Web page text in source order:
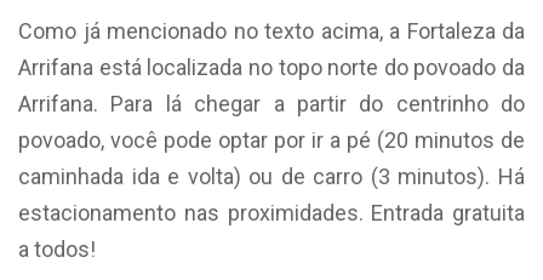
Como já mencionado no texto acima, a Fortaleza da
Arrifana está localizada no topo norte do povoado da
Arrifana. Para lá chegar a partir do centrinho do
povoado, você pode optar por ir a pé (20 minutos de
caminhada ida e volta) ou de carro (3 minutos). Há
estacionamento nas proximidades. Entrada gratuita
a todos!